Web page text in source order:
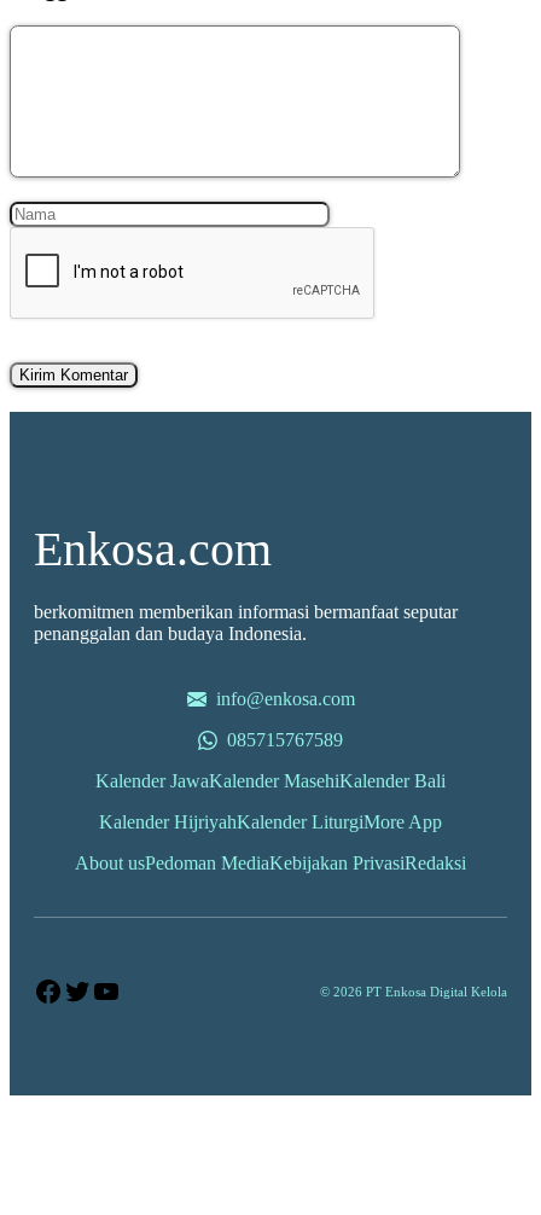
Komentar
Nama Surel
Enkosa.com
berkomitmen memberikan informasi bermanfaat seputar
penanggalan dan budaya Indonesia.
info@enkosa.com
085715767589
Kalender JawaKalender MasehiKalender Bali
Kalender HijriyahKalender LiturgiMore App
About usPedoman MediaKebijakan PrivasiRedaksi
Facebook
Twitter
YouTube © 2026 PT Enkosa Digital Kelola